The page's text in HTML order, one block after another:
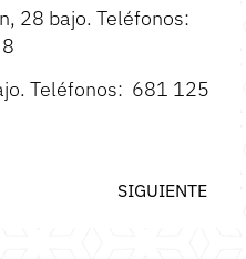
28 bajo. Teléfonos:
Teléfonos: 681 125
SIGUIENTE